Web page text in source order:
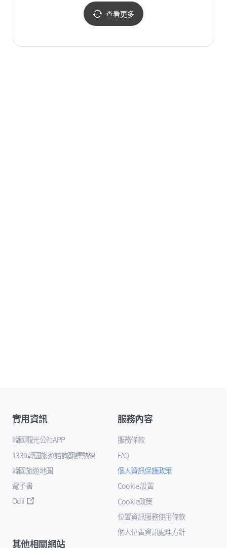
查看更多
實用資訊
韓國觀光公社APP
1330韓國旅遊諮詢翻譯熱線
韓國旅遊地圖
電子書
Odii
服務內容
服務條款
FAQ
個人資訊保護政策
Cookie 設置
Cookie政策
位置資訊服務使用條款
個人位置資訊處理方針
其他相關網站